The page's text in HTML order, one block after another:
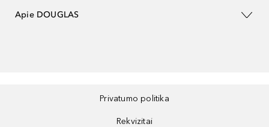
Apie DOUGLAS
Privatumo politika
Rekvizitai